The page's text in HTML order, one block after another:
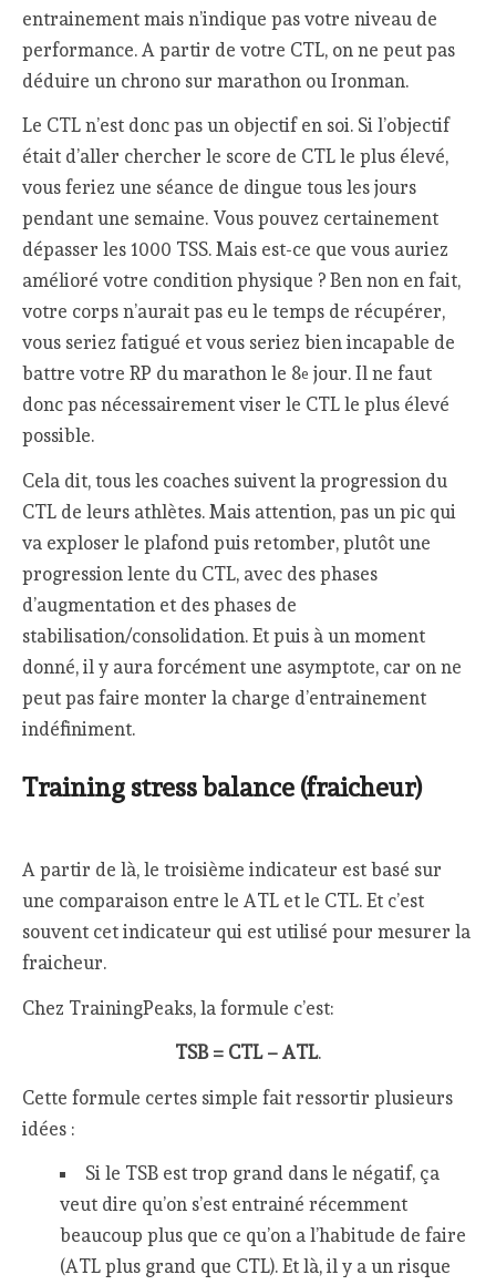
entrainement mais n’indique pas votre niveau de
performance. A partir de votre CTL, on ne peut pas
déduire un chrono sur marathon ou Ironman.
Le CTL n’est donc pas un objectif en soi. Si l’objectif
était d’aller chercher le score de CTL le plus élevé,
vous feriez une séance de dingue tous les jours
pendant une semaine. Vous pouvez certainement
dépasser les 1000 TSS. Mais est-ce que vous auriez
amélioré votre condition physique ? Ben non en fait,
votre corps n’aurait pas eu le temps de récupérer,
vous seriez fatigué et vous seriez bien incapable de
battre votre RP du marathon le 8e jour. Il ne faut
donc pas nécessairement viser le CTL le plus élevé
possible.
Cela dit, tous les coaches suivent la progression du
CTL de leurs athlètes. Mais attention, pas un pic qui
va exploser le plafond puis retomber, plutôt une
progression lente du CTL, avec des phases
d’augmentation et des phases de
stabilisation/consolidation. Et puis à un moment
donné, il y aura forcément une asymptote, car on ne
peut pas faire monter la charge d’entrainement
indéfiniment.
Training stress balance (fraicheur)
A partir de là, le troisième indicateur est basé sur
une comparaison entre le ATL et le CTL. Et c’est
souvent cet indicateur qui est utilisé pour mesurer la
fraicheur.
Chez TrainingPeaks, la formule c’est:
TSB = CTL – ATL.
Cette formule certes simple fait ressortir plusieurs
idées :
Si le TSB est trop grand dans le négatif, ça
veut dire qu’on s’est entrainé récemment
beaucoup plus que ce qu’on a l’habitude de faire
(ATL plus grand que CTL). Et là, il y a un risque